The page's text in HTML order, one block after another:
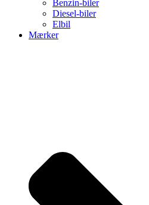
Benzin-biler
Diesel-biler
Elbil
Mærker